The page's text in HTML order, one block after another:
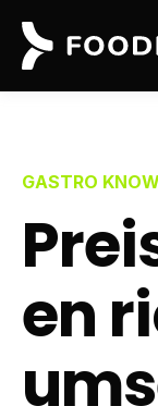
GASTRO
en